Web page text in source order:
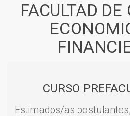
FACULTAD DE
CURSO
Estimados/as